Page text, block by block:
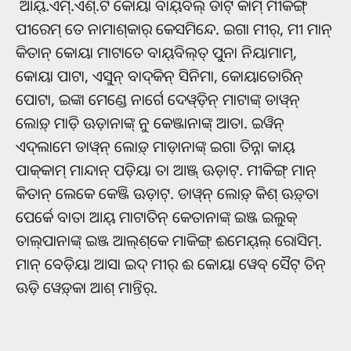
ଆୟ୍‌.ଏମ୍‌.ଏଶ୍‌.ଟି କୋୟା ବାୟ୍‌ବିଲ୍‌ ଡାଟ୍‌ କାମ୍‍ ମୀକିଙ୍ଗ୍‌
ପୀରେମ୍‌ ତେ ନାମାଶ୍‌କାର୍‌ କେସମିନ୍ଦେ. ଇଗା ମୀର୍‌, ମୀ ମାନ୍
କିତାନ୍‌ କୋୟା ମାଟାତେ ବାୟ୍‌ବିଲ୍‌ତ୍‌ ପୁନା ନିୟାମାମ୍‌,
କୋୟା ପାଟା, ଏସୁନ୍‌‌ ବାଦ୍‌କିନ୍‌ ସିନିମା, କୋୟାତୋରିନ୍‌
ପୋଟା, ଇଙ୍କା ମେଣ୍ଡେ ନାର୍ଗେ ଦେୱ୍‌ଡ଼ିନ୍‌ ମାଟାଙ୍କ୍ ଡାୱ୍‌ନ୍‌
ଲୋଡ଼୍ ମାଡ଼ି ଊଡ଼ାନାଙ୍କ୍ ନୁ କେଞ୍ଜାନାଙ୍କ୍ ଆତା. ଇୱିନ୍‌
ଏଦ୍‌ଲାମେ ଡାୱ୍‌ନ୍‌ ଲୋଡ଼୍‌ ମାଡ଼ାନାଙ୍କ୍ ଇଗା ତିନ୍ନା କାୟ୍‌
ପାକ୍‌କାମ୍‌ ମାନ୍ଦାନ୍‌ ପଡ଼ିୟା ତା ଆଞ୍ଜ୍‌ ଊଡ଼ାଟ୍‌. ମୀକିଙ୍ଗ୍‌ ମାନ୍
କିତାନ୍‌ ଲେକେ କେଞ୍ଜି ଊଡ଼ାଟ୍‌. ଡାୱ୍‌ନ୍‌ ଲୋଡ଼୍‌ କିଶ୍‌ ଊଡ଼୍‌ତା
ପେର୍କେ ବାତା ଆୟ୍‌ ମାଟାତିନ୍ କେତାନାଙ୍କ୍‌ ଇଞ୍ଜ ଇଲୁକ୍
ତାଲ୍‌ପାନାଙ୍କ୍ ଇଞ୍ଜ ଆଲ୍‌ଶ୍‌କେ ମାକିଙ୍ଗ୍‌ ଈମେୟ୍‌ଲ୍‌ ରୋସିମ୍‌.
ମାନ୍‌ ବେଡ଼ିୟା ଆସା ଇଦ୍ ମୀର୍‌ ଈ କୋୟା ୱେବ୍‌ ସୈଟ୍ ତିନ୍‌
ଊଡ଼ି ୱେଡ଼୍‌କା ଆଶ୍ ମାନ୍ତିର୍‌.